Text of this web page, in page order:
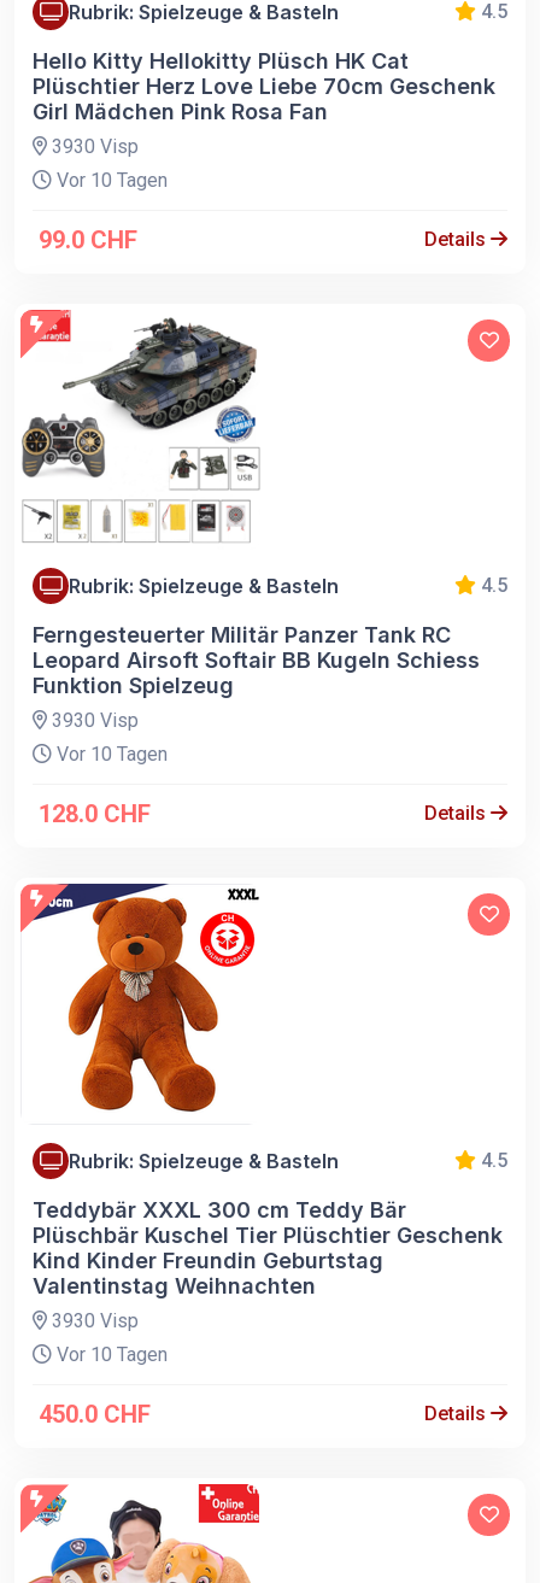
Rubrik: Spielzeuge & Basteln 4.5
Hello Kitty Hellokitty Plüsch HK Cat
Plüschtier Herz Love Liebe 70cm Geschenk
Girl Mädchen Pink Rosa Fan
3930 Visp
Vor 10 Tagen
99.0 CHF Details
Rubrik: Spielzeuge & Basteln 4.5
Ferngesteuerter Militär Panzer Tank RC
Leopard Airsoft Softair BB Kugeln Schiess
Funktion Spielzeug
3930 Visp
Vor 10 Tagen
128.0 CHF Details
Rubrik: Spielzeuge & Basteln 4.5
Teddybär XXXL 300 cm Teddy Bär
Plüschbär Kuschel Tier Plüschtier Geschenk
Kind Kinder Freundin Geburtstag
Valentinstag Weihnachten
3930 Visp
Vor 10 Tagen
450.0 CHF Details